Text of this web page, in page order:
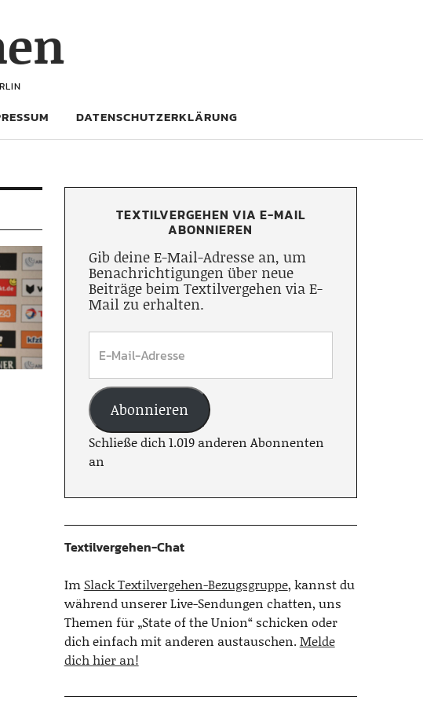
DATENSCHUTZERKLÄRUNG
TEXTILVERGEHEN VIA E-MAIL
ABONNIEREN
Gib deine E-Mail-Adresse an, um
Benachrichtigungen über neue
Beiträge beim Textilvergehen via E-
Mail zu erhalten.
Abonnieren
Schließe dich 1.019 anderen Abonnenten
an
Textilvergehen-Chat
Im Slack Textilvergehen-Bezugsgruppe, kannst du
während unserer Live-Sendungen chatten, uns
Themen für „State of the Union“ schicken oder
dich einfach mit anderen austauschen.Melde
dich hier an!